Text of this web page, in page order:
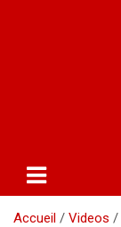
Accueil Videos